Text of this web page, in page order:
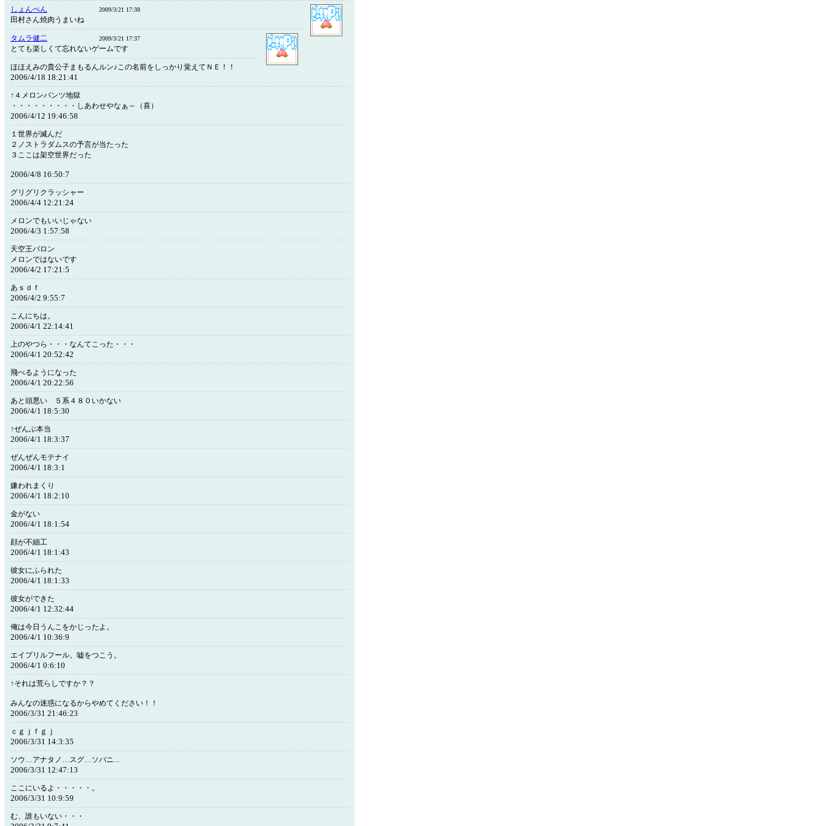
しょんべん 2009/3/21 17:38
田村さん焼肉うまいね
タムラ健二 2009/3/21 17:37
とても楽しくて忘れないゲームです
ほほえみの貴公子まもるんルン♪この名前をしっかり覚えてＮＥ！！
2006/4/18 18:21:41
↑４メロンパンツ地獄
・・・・・・・・・しあわせやなぁ～（喜）
2006/4/12 19:46:58
１世界が滅んだ
２ノストラダムスの予言が当たった
３ここは架空世界だった
2006/4/8 16:50:7
グリグリクラッシャー
2006/4/4 12:21:24
メロンでもいいじゃない
2006/4/3 1:57:58
天空王バロン
メロンではないです
2006/4/2 17:21:5
あｓｄｆ
2006/4/2 9:55:7
こんにちは。
2006/4/1 22:14:41
上のやつら・・・なんてこった・・・
2006/4/1 20:52:42
飛べるようになった
2006/4/1 20:22:56
あと頭悪い ５系４８０いかない
2006/4/1 18:5:30
↑ぜんぶ本当
2006/4/1 18:3:37
ぜんぜんモテナイ
2006/4/1 18:3:1
嫌われまくり
2006/4/1 18:2:10
金がない
2006/4/1 18:1:54
顔が不細工
2006/4/1 18:1:43
彼女にふられた
2006/4/1 18:1:33
彼女ができた
2006/4/1 12:32:44
俺は今日うんこをかじったよ。
2006/4/1 10:36:9
エイプリルフール。嘘をつこう。
2006/4/1 0:6:10
↑それは荒らしですか？？
みんなの迷惑になるからやめてください！！
2006/3/31 21:46:23
ｃｇｊｆｇｊ
2006/3/31 14:3:35
ソウ…アナタノ…スグ…ソバニ…
2006/3/31 12:47:13
ここにいるよ・・・・・。
2006/3/31 10:9:59
む、誰もいない・・・